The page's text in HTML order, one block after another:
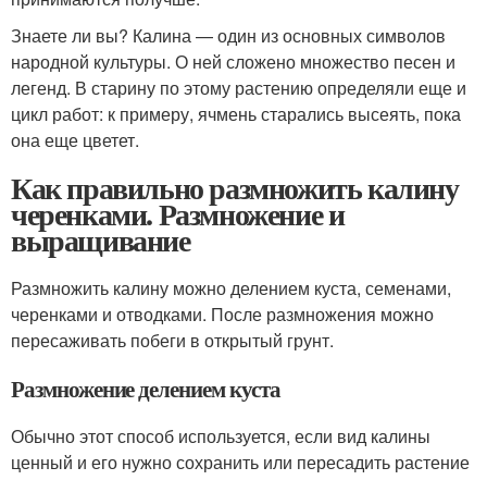
Знаете ли вы? Калина — один из основных символов
народной культуры. О ней сложено множество песен и
легенд. В старину по этому растению определяли еще и
цикл работ: к примеру, ячмень старались высеять, пока
она еще цветет.
Как правильно размножить калину
черенками. Размножение и
выращивание
Размножить калину можно делением куста, семенами,
черенками и отводками. После размножения можно
пересаживать побеги в открытый грунт.
Размножение делением куста
Обычно этот способ используется, если вид калины
ценный и его нужно сохранить или пересадить растение